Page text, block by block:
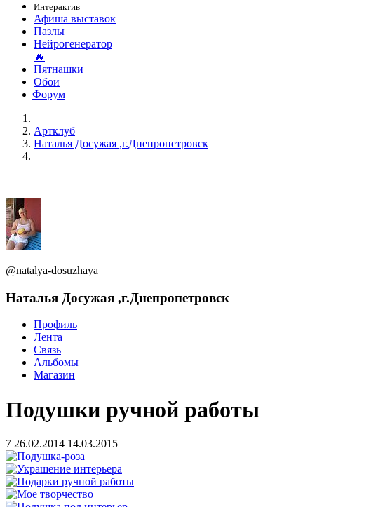
Интерактив
Афиша выставок
Пазлы
Нейрогенератор
🔥
Пятнашки
Обои
Форум
Артклуб
Наталья Досужая ,г.Днепропетровск
@natalya-dosuzhaya
Наталья Досужая ,г.Днепропетровск
Профиль
Лента
Связь
Альбомы
Магазин
Подушки ручной работы
7 26.02.2014 14.03.2015